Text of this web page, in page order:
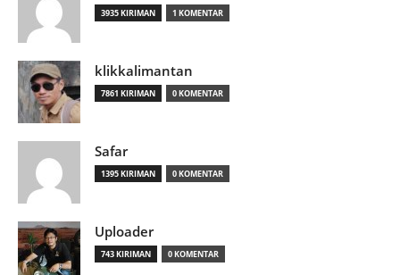
3935 KIRIMAN 1 KOMENTAR
klikkalimantan
7861 KIRIMAN 0 KOMENTAR
Safar
1395 KIRIMAN 0 KOMENTAR
Uploader
743 KIRIMAN 0 KOMENTAR